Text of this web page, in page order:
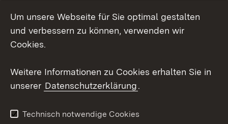
Mastodon
Youtube
Kontakt
Datenschutz
Barrierefreiheit
Um unsere Webseite für Sie optimal gestalten
und verbessern zu können, verwenden wir
Cookies.
Weitere Informationen zu Cookies erhalten Sie in
unserer Datenschutzerklärung.
Technisch notwendige Cookies